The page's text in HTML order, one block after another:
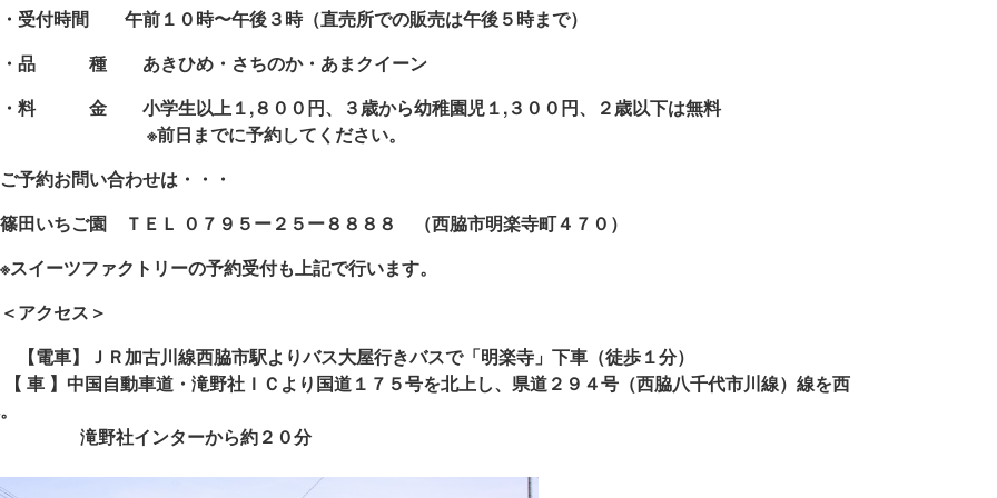
受付時間 午前１０時〜午後３時（直売所での販売は午後５時まで）
・品 種 あきひめ・さちのか・あまクイーン
料 金 小学生以上１,８００円、３歳から幼稚園児１,３００円、２歳以下は無料
前日までに予約してください。
予約お問い合わせは・・・
田いちご園 ＴＥＬ ０７９５ー２５ー８８８８
（西脇市明楽寺町４７０）
スイーツファクトリーの予約受付も上記で行います。
アクセス＞
電車】ＪＲ加古川線西脇市駅よりバス大屋行きバスで「明楽寺」下車（徒歩１分）
車 】中国自動車道・滝野社ＩＣより国道１７５号を北上し、県道２９４号（西脇八千代市川線）線を西
野社インターから約２０分